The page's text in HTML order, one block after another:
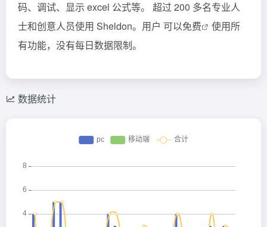
码、调试、显示 excel 公式等。 超过 200 多名专业人
士和创意人员使用 Sheldon。用户 可以免费
使用所
有功能，没有每日数据限制。
数据统计